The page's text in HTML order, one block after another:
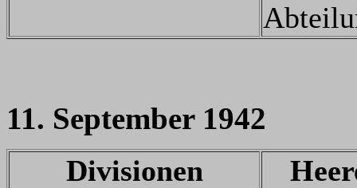
11. September 1942
Divisionen